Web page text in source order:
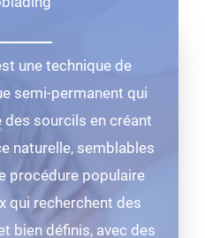
une technique de
semi-permanent qui
des sourcils en créant
naturelle, semblables
procédure populaire
qui recherchent des
bien définis, avec des